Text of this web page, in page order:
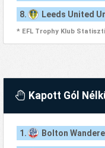
8. Leeds United
* EFL Trophy Klub
Kapott Gól
1. Bolton